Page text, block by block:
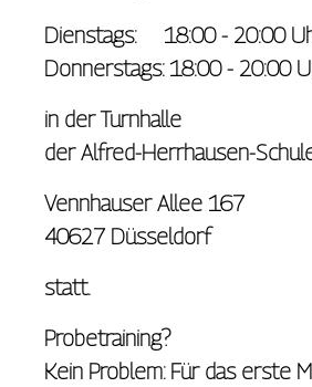
Dienstags: 18:00 - 20:00
Donnerstags: 18:00 - 20:00
in der Turnhalle
der Alfred-Herrhausen-
Vennhauser Allee 167
40627 Düsseldorf
statt.
Probetraining?
Kein Problem: Für das erste